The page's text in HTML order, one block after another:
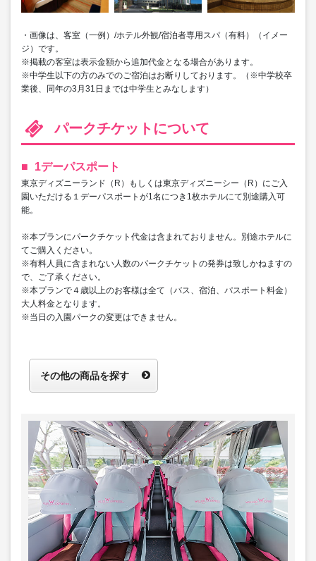
・画像は、客室（一例）/ホテル外観/宿泊者専用スパ（有料）（イメー
ジ）です。
※掲載の客室は表示金額から追加代金となる場合があります。
※中学生以下の方のみでのご宿泊はお断りしております。（※中学校卒
業後、同年の3月31日までは中学生とみなします）
パークチケットについて
1デーパスポート
東京ディズニーランド（R）もしくは東京ディズニーシー（R）にご入
園いただける１デーパスポートが1名につき1枚ホテルにて別途購入可
能。
※本プランにパークチケット代金は含まれておりません。別途ホテルに
てご購入ください。
※有料人員に含まれない人数のパークチケットの発券は致しかねますの
で、ご了承ください。
※本プランで４歳以上のお客様は全て（バス、宿泊、パスポート料金）
大人料金となります。
※当日の入園パークの変更はできません。
その他の商品を探す